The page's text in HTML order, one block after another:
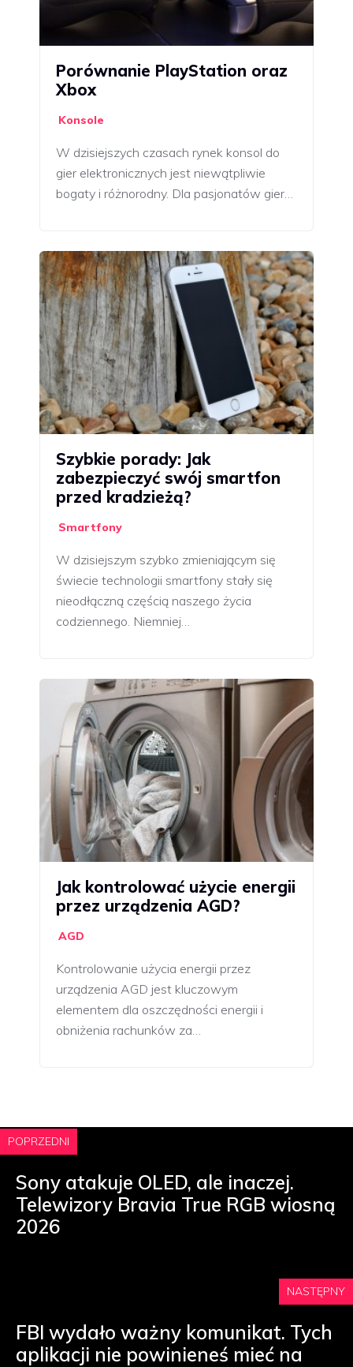
Porównanie PlayStation oraz
Xbox
Konsole
W dzisiejszych czasach rynek konsol do
gier elektronicznych jest niewątpliwie
bogaty i różnorodny. Dla pasjonatów gier…
Szybkie porady: Jak
zabezpieczyć swój smartfon
przed kradzieżą?
Smartfony
W dzisiejszym szybko zmieniającym się
świecie technologii smartfony stały się
nieodłączną częścią naszego życia
codziennego. Niemniej…
Jak kontrolować użycie energii
przez urządzenia AGD?
AGD
Kontrolowanie użycia energii przez
urządzenia AGD jest kluczowym
elementem dla oszczędności energii i
obniżenia rachunków za…
POPRZEDNI
Sony atakuje OLED, ale inaczej.
Telewizory Bravia True RGB wiosną
2026
NASTĘPNY
FBI wydało ważny komunikat. Tych
aplikacji nie powinieneś mieć na